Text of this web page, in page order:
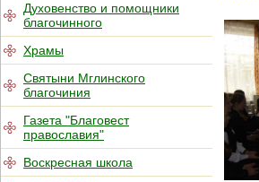
Духовенство и помощники
благочинного
Храмы
Святыни Мглинского
благочиния
Газета "Благовест
православия"
Воскресная школа